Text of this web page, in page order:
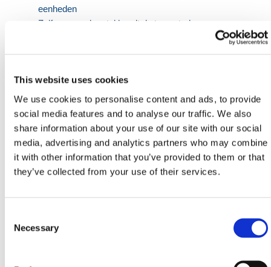
This website uses cookies
We use cookies to personalise content and ads, to provide
social media features and to analyse our traffic. We also
share information about your use of our site with our social
media, advertising and analytics partners who may combine
it with other information that you’ve provided to them or that
they’ve collected from your use of their services.
Selection
Necessary
eenheden
Zelfspannende ratel houdt de tape strak
Uittrekbare Palen,Zware Palen,Buitenpalen&
Nachtzicht Palen, die voldoen aan alle vereiste
veiligheidsspecificaties en regelgeving. Lichtgewicht,
eenvoudig te gebruiken en gemaakt van
hoogwaardige materialen in het VK!
725 2338